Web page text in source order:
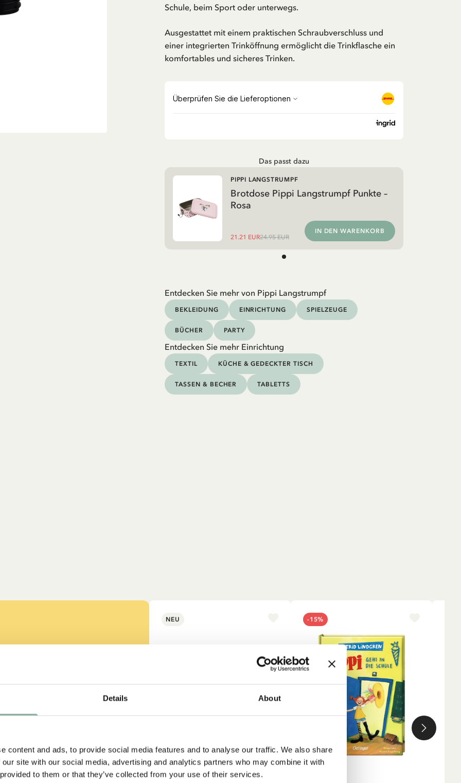
Details About
content and ads, to provide social media features and to analyse our traffic. We also share
site with our social media, advertising and analytics partners who may combine it with
to them or that they’ve collected from your use of their services.
Schule, beim Sport oder unterwegs.
Ausgestattet mit einem praktischen Schraubverschluss und
einer integrierten Trinköffnung ermöglicht die Trinkflasche ein
komfortables und sicheres Trinken.
Das passt dazu
Brotdose Pippi Langstrumpf Punkte –
Rosa
PIPPI LANGSTRUMPF
21.21 EUR24.95 EUR
IN DEN WARENKORB
Entdecken Sie mehr von Pippi Langstrumpf
BEKLEIDUNG EINRICHTUNG SPIELZEUGE
BÜCHER PARTY
Entdecken Sie mehr Einrichtung
TEXTIL KÜCHE & GEDECKTER TISCH
TASSEN & BECHER TABLETTS
NEU -15%